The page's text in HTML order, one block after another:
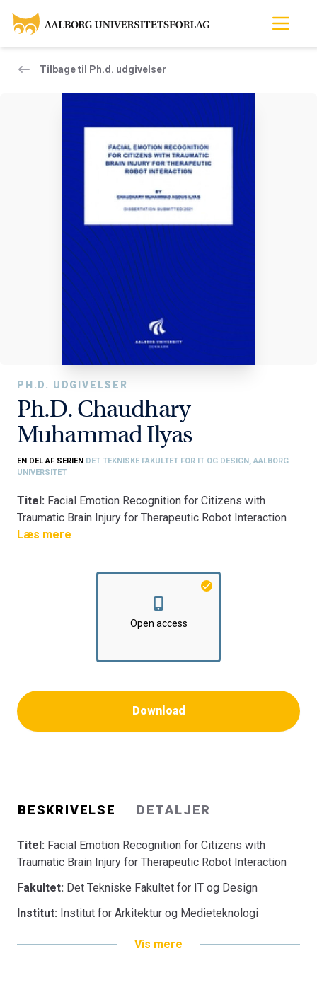
Tilbage til Ph.d. udgivelser
PH.D. UDGIVELSER
Ph.D. Chaudhary
Muhammad Ilyas
EN DEL AF SERIEN DET TEKNISKE FAKULTET FOR IT OG DESIGN, AALBORG
UNIVERSITET
Titel: Facial Emotion Recognition for Citizens with
Traumatic Brain Injury for Therapeutic Robot Interaction
Fakultet:Det Tekniske Fakultet for IT og Design
Læs mere
Open access
Download
BESKRIVELSE DETALJER
Titel: Facial Emotion Recognition for Citizens with
Traumatic Brain Injury for Therapeutic Robot Interaction
Fakultet: Det Tekniske Fakultet for IT og Design
Institut: Institut for Arkitektur og Medieteknologi
Vis mere